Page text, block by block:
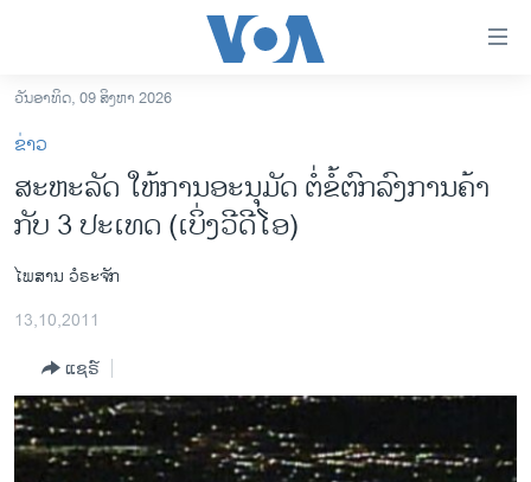
ເຂົ້າ
ຫາ
ຂ້າມ
ຂ້າມ
ຫາ
ຊອກ
ຄົ້ນ
ອາເມຣິກາ
ໂລກ
ເອເຊຍ
ອິດສະຫຼະພາບດ້ານການຂ່າວ
ຊີວິດຊາວລາວ
ວັນອາທິດ, 09 ສິງຫາ 2026
ຂ່າວ
ສະຫະລັດ ໃຫ້ການອະນຸມັດ ຕໍ່ຂໍ້ຕົກລົງການຄ້າ
ກັບ 3 ປະເທດ (ເບິ່ງວີດີໂອ)
ໄພສານ ວໍຣະຈັກ
13,10,2011
ແຊຣ໌